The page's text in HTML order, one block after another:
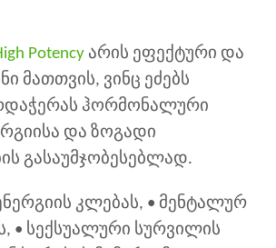
Potency არის ეფექტური და
მათთვის, ვინც ეძებს
ჰორმონალური
და ზოგადი
გასაუმჯობესებლად.
კლებას, • მენტალურ
სექსუალური სურვილის